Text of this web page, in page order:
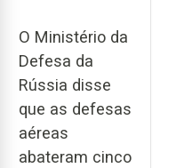
O Ministério da
Defesa da
Rússia disse
que as defesas
aéreas
abateram cinco